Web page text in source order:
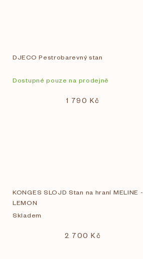
DJECO Pestrobarevný stan
Dostupné pouze na prodejně
1 790 Kč
KONGES SLOJD Stan na hraní MELINE -
LEMON
Skladem
2 700 Kč